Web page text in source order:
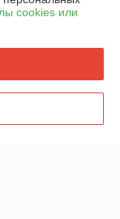
cookies или